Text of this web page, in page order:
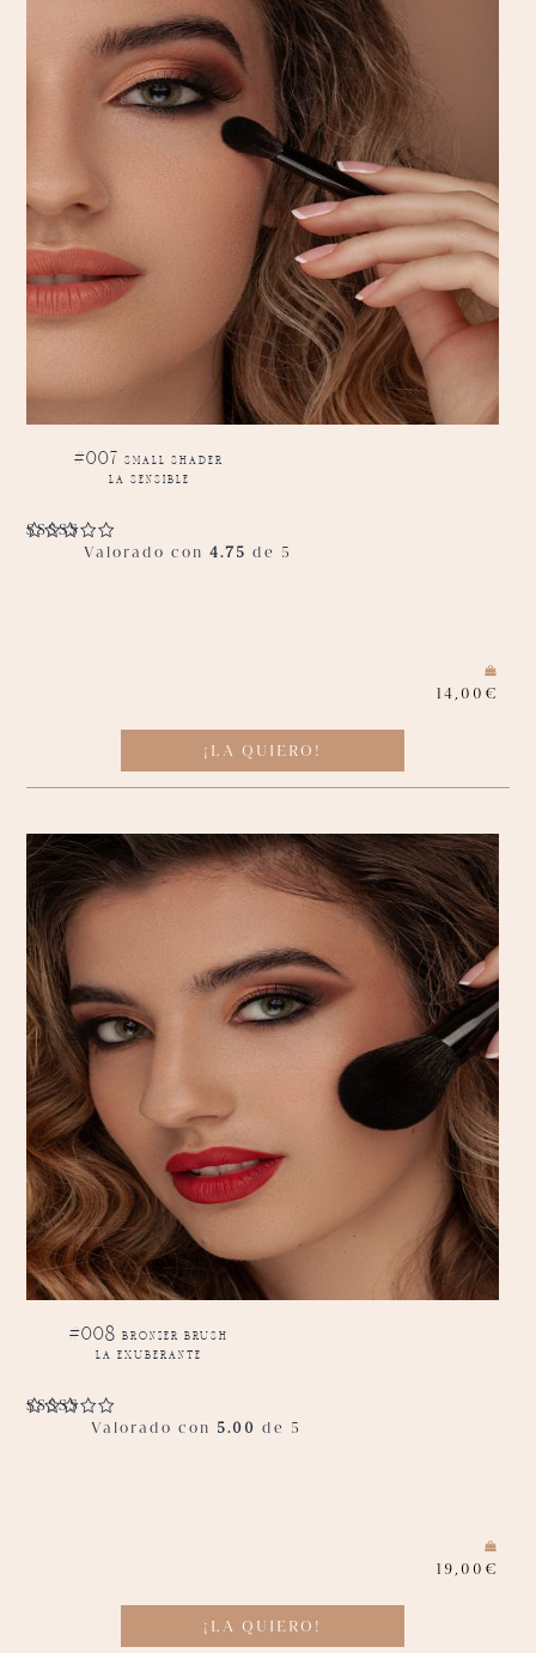
#007 small shader
la sensible
Valorado con4.75 de 5
14,00 €
¡LA QUIERO!
#008 bronzer brush
la exuberante
Valorado con 5.00 de 5
19,00 €
¡LA QUIERO!